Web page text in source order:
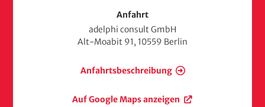
t
Anfahrt
adelphi consult GmbH
Alt-Moabit 91, 10559 Berlin
Anfahrtsbeschreibung
Auf Google Maps anzeigen